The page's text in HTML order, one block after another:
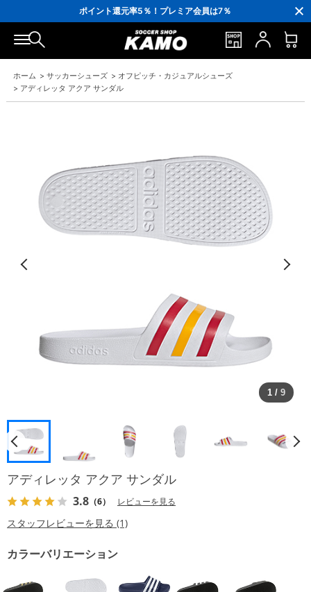
ポイント還元率5％！プレミア会員は7％
会員の方にはお誕生月に「10％OFFクーポン」プレゼント！
16,000円(税込)以上でシューズケースプレゼント！
3,300円(税込)以上で送料無料！
ホーム > サッカーシューズ > オフピッチ・カジュアルシューズ
> アディレッタ アクア サンダル
1 / 9
アディレッタ アクア サンダル
3.8 （6） レビューを見る
スタッフレビューを見る (1)
カラーバリエーション